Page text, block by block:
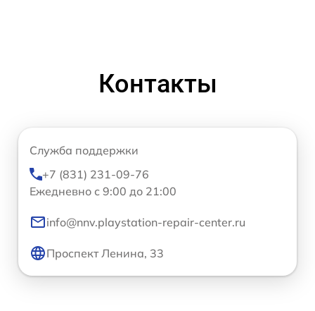
Контакты
Служба поддержки
+7 (831) 231-09-76
Ежедневно с 9:00 до 21:00
info@nnv.playstation-repair-center.ru
Проспект Ленина, 33